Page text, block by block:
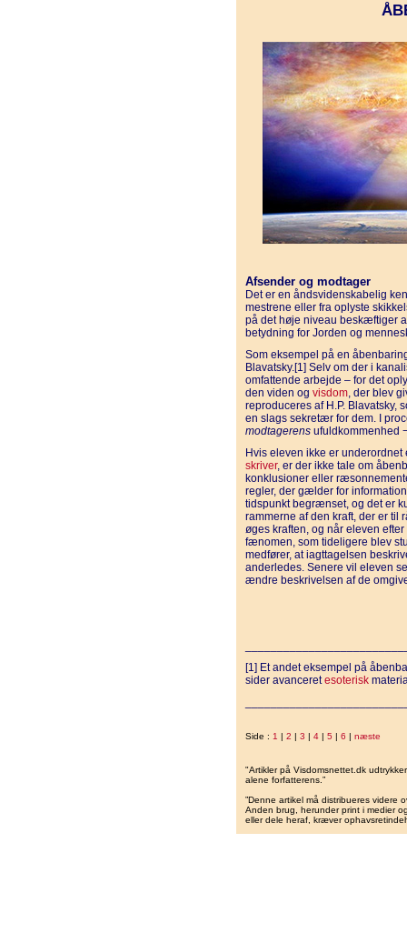
Afsender og modtager
Det er en åndsvidenskabelig
mestrene eller fra oplyste
på det høje niveau beskæftiger
betydning for Jorden og
Som eksempel på en
Blavatsky.[1] Selv om der i
omfattende arbejde – for det
den viden og visdom, der blev
reproduceres af H.P. Blavatsky,
en slags sekretær for dem. I
modtagerens ufuldkommenhed
Hvis eleven ikke er
skriver, er der ikke tale om
konklusioner eller
regler, der gælder for
tidspunkt begrænset, og det er
rammerne af den kraft, der er til
øges kraften, og når eleven
fænomen, som tideligere blev
medfører, at iagttagelsen
anderledes. Senere vil eleven
ændre beskrivelsen af de
[1] Et andet eksempel på
sider avanceretesoterisk
Side : 1 | 2 | 3 | 4 | 5 | 6 | næste
"Artikler på Visdomsnettet.dk
alene forfatterens.”
”Denne artikel må distribueres videre
Anden brug, herunder print i medier
eller dele heraf, kræver